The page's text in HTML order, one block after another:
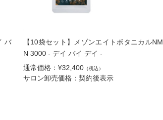
バ
【10袋セット】メゾンエイトボタニカルNM
N 3000 - デイ バイ デイ -
通常価格：¥32,400 （税込）
サロン卸売価格：契約後表示